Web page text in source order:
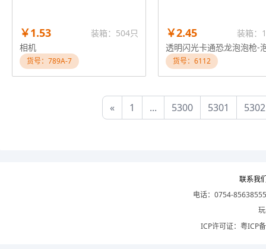
￥1.53
装箱：504只
相机
货号：789A-7
￥2.45 装箱：
货号：6112
« 1 ... 5300 5301 5302
联系我
电话：0754-
ICP许可证： 粤ICP